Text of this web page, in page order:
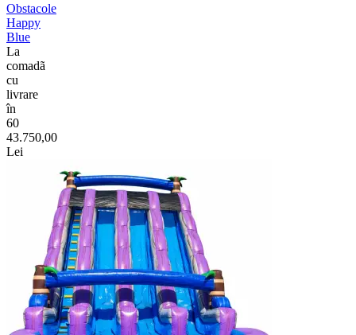
Obstacole
Happy
Blue
La
comadã
cu
livrare
în
60
43.750,00
Lei